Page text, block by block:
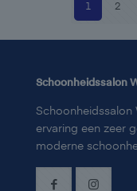
1 2
Schoonheidssalon
Schoonheidssalon
ervaring een zeer
moderne